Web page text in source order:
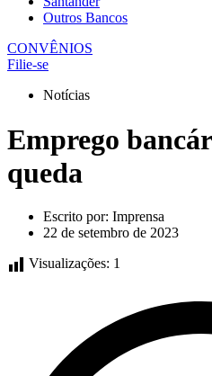
Outros Bancos
CONVÊNIOS
Filie-se
Notícias
Emprego
queda
Escrito por: Imprensa
22 de setembro de 2023
Visualizações: 1